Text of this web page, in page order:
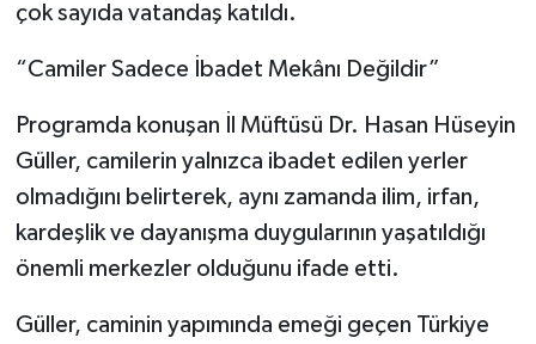
çok sayıda vatandaş katıldı.
“Camiler Sadece İbadet Mekânı Değildir”
Programda konuşan İl Müftüsü Dr. Hasan Hüseyin
Güller, camilerin yalnızca ibadet edilen yerler
olmadığını belirterek, aynı zamanda ilim, irfan,
kardeşlik ve dayanışma duygularının yaşatıldığı
önemli merkezler olduğunu ifade etti.
Güller, caminin yapımında emeği geçen Türkiye